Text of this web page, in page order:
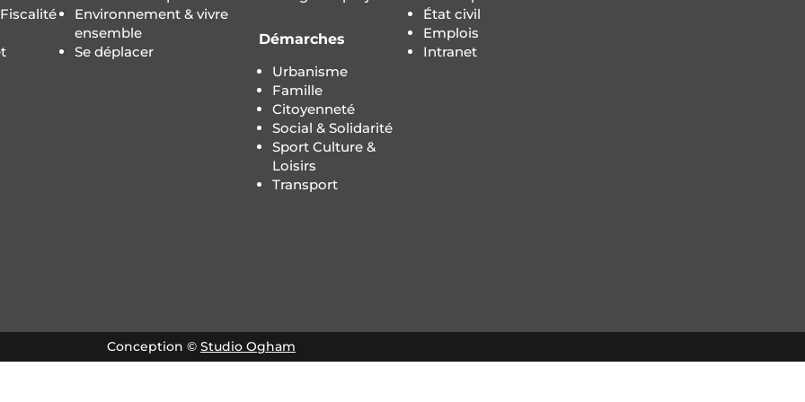
Environnement & vivre
ensemble
Se déplacer
Démarches
Urbanisme
Famille
Citoyenneté
Social & Solidarité
Sport Culture &
Loisirs
Transport
État civil
Emplois
Intranet
Conception © Studio Ogham